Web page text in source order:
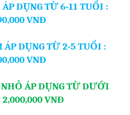
ÁP DỤNG TỪ 6-11 TUỔI :
VNĐ
ÁP DỤNG TỪ 2-5 TUỔI :
VNĐ
NHỎ ÁP DỤNG TỪ DƯỚI
VNĐ